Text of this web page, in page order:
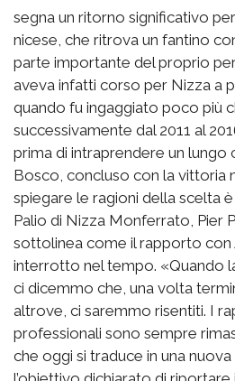
segna un ritorno significativo
nicese, che ritrova un fantino
parte importante del proprio
aveva infatti corso per Nizza a
quando fu ingaggiato poco più
successivamente dal 2011 al
prima di intraprendere un
Bosco, concluso con la vittoria
spiegare le ragioni della scelta
Palio di Nizza Monferrato, Pier
sottolinea come il rapporto con
interrotto nel tempo. «Quando
ci dicemmo che, una volta
altrove, ci saremmo risentiti. I
professionali sono sempre
che oggi si traduce in una